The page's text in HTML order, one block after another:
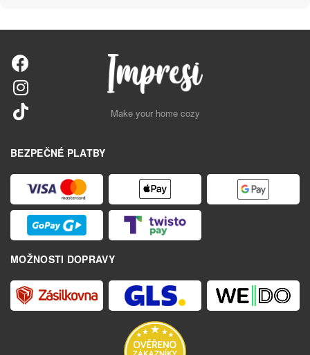
Make your home cozy
BEZPEČNÉ PLATBY
MOŽNOSTI DOPRAVY